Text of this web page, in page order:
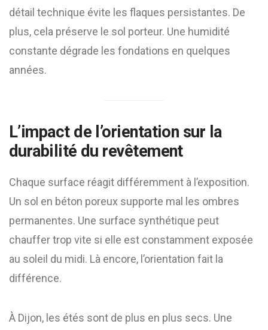
détail technique évite les flaques persistantes. De
plus, cela préserve le sol porteur. Une humidité
constante dégrade les fondations en quelques
années.
L’impact de l’orientation sur la
durabilité du revêtement
Chaque surface réagit différemment à l’exposition.
Un sol en béton poreux supporte mal les ombres
permanentes. Une surface synthétique peut
chauffer trop vite si elle est constamment exposée
au soleil du midi. Là encore, l’orientation fait la
différence.
À Dijon, les étés sont de plus en plus secs. Une